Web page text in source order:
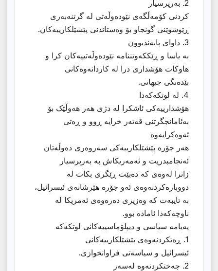
2. بەرپرسیار
کردنی کۆمەڵگەی نێودەوڵەتی لە گرتنەبەری
ڕێوشوێنى گونجاو بۆ وەستاندنی پێشێلکارییەکان.
3. داوای پابەندبوون
بە یاسا و ڕێککەوتننامە نێودەوڵەتییەکان کرا و
هاوکات هۆشداری درا لە کاردانەوەکانی
بێدەنگی جیهانی.
4. لە لوتکەکەدا
هۆشدارییەکی ئاشکرا لە دژی هەر هەوڵێک بۆ
بەئامانجگرتنی قەتەر خرایە ڕوو و ڕەتی
ئەوەکرایەوە
هەر جۆرە پێشێلکارییەکى سەروەری دەوڵەتان
ئەنجامبدریت و ئەمەریکاش بە بەرپرسیار
زانرا لەوەى کە دەبێت ڕێگری بکات لە
دووبارەکردنەوەی ئەو جۆرە هێرشانەى ئیسرائیل،
بە تایبەت کە وەزیری دەرەوەی ئەمریکا لە
ناوچەکەدا ئامادە بوو.
پەیامە سیاسی و دیپلۆماسییەکانی لوتکەکە
1. ڕەتکردنەوەی پێشێلکارییەکانی
ئیسرائیل و سیاسەتی فراوانخوازی.
2. جەختکردنەوە لەسەر